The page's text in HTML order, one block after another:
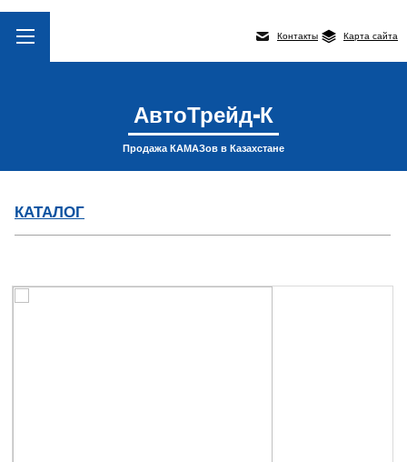
Контакты Карта сайта
АвтоТрейд-К
Продажа КАМАЗов в Казахстане
КАТАЛОГ